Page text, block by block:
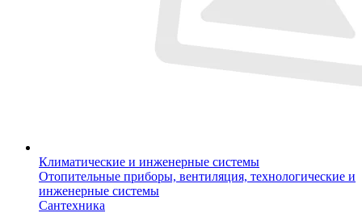
Климатические и инженерные системы
Отопительные приборы, вентиляция, технологические и
инженерные системы
Сантехника